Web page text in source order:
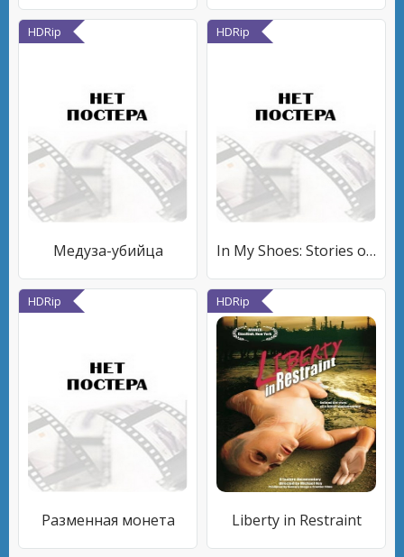
HDRip
Медуза-убийца
HDRip
In My Shoes: Stories of Youth with LGBT Parents
HDRip
Разменная монета
HDRip
Liberty in Restraint